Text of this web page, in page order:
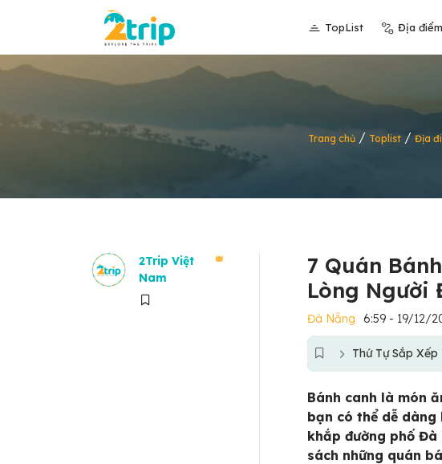
TopList Địa điểm
Trang chủ / Toplist / Địa
2Trip Việt
Nam
7 Quán
Lòng Người
Đà Nẵng 6:59 - 19/12/
Thứ Tự Sắp Xếp
Bánh canh là món
bạn có thể dễ
khắp đường phố Đà
sách những quán